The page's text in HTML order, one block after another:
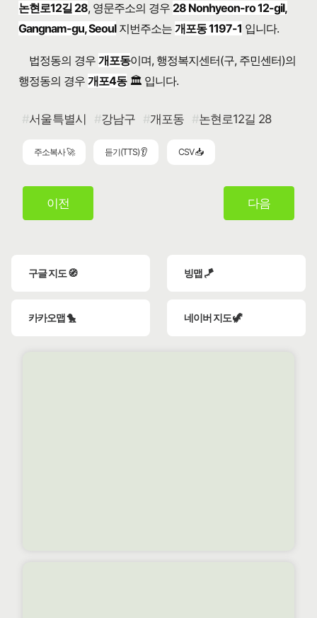
논현로12길 28, 영문주소의 경우 28 Nonhyeon-ro 12-gil,
Gangnam-gu, Seoul지번주소는개포동 1197-1 입니다.
법정동의 경우 개포동이며, 행정복지센터(구, 주민센터)의
행정동의 경우 개포4동🏛️ 입니다.
서울특별시 강남구 개포동 논현로12길 28
주소복사 🚀 듣기(TTS) 👂 CSV 📥
이전 다음
구글 지도 🧭 빙맵 🪁
카카오맵 🐤 네이버 지도 🦖